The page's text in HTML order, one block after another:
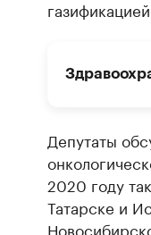
Депутаты
2020 году
Татарске и